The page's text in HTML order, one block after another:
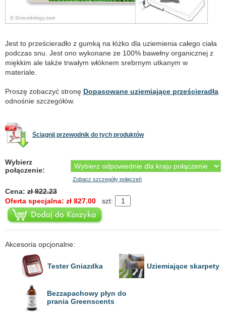
Jest to prześcieradło z gumką na łóżko dla uziemienia całego ciała
podczas snu. Jest ono wykonane ze 100% bawełny organicznej z
miękkim ale także trwałym włóknem srebrnym utkanym w
materiale.
Proszę zobaczyć stronę Dopasowane uziemiające prześcieradła
odnośnie szczegółów.
Ściągnij przewodnik do tych produktów
Wybierz
połączenie:
Zobacz szczegóły połączeń
Cena: zł 922.23
Oferta specjalna: zł 827.00
szt:
Akcesoria opcjonalne:
Tester Gniazdka Uziemiające skarpety
Bezzapachowy płyn do
prania Greenscents